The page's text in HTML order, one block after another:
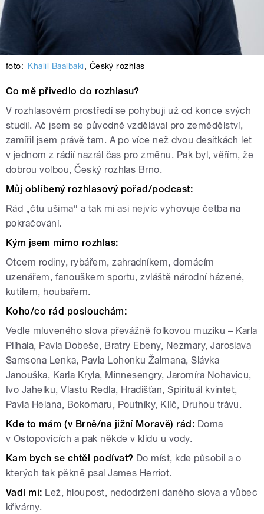
foto: Khalil Baalbaki, Český rozhlas
Co mě přivedlo do rozhlasu?
V rozhlasovém prostředí se pohybuji už od konce svých
studií. Ač jsem se původně vzdělával pro zemědělství,
zamířil jsem právě tam. A po více než dvou desítkách let
v jednom z rádií nazrál čas pro změnu. Pak byl, věřím, že
dobrou volbou, Český rozhlas Brno.
Můj oblíbený rozhlasový pořad/podcast:
Rád „čtu ušima“ a tak mi asi nejvíc vyhovuje četba na
pokračování.
Kým jsem mimo rozhlas:
Otcem rodiny, rybářem, zahradníkem, domácím
uzenářem, fanouškem sportu, zvláště národní házené,
kutilem, houbařem.
Koho/co rád poslouchám:
Vedle mluveného slova převážně folkovou muziku – Karla
Plíhala, Pavla Dobeše, Bratry Ebeny, Nezmary, Jaroslava
Samsona Lenka, Pavla Lohonku Žalmana, Slávka
Janouška, Karla Kryla, Minnesengry, Jaromíra Nohavicu,
Ivo Jahelku, Vlastu Redla, Hradišťan, Spirituál kvintet,
Pavla Helana, Bokomaru, Poutníky, Klíč, Druhou trávu.
Kde to mám (v Brně/na jižní Moravě) rád: Doma
v Ostopovicích a pak někde v klidu u vody.
Kam bych se chtěl podívat? Do míst, kde působil a o
kterých tak pěkně psal James Herriot.
Vadí mi: Lež, hloupost, nedodržení daného slova a vůbec
křivárny.